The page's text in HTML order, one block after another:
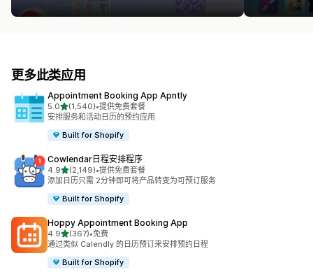
更多此类应用
Appointment Booking App Apntly
5.0星（满分 5 星）
(1,540)
总共 1540 条评论
•提供免费套餐
安排服务和活动日历的预约应用
Built for Shopify
Cowlendar日程安排程序
4.9星（满分 5 星）
(2,149)
总共 2149 条评论
•提供免费套餐
添加日历只需 2分钟即可将产品转变为可预订服务
Built for Shopify
Hoppy Appointment Booking App
4.9星（满分 5 星）
(367)
总共 367 条评论
•免费
通过类似 Calendly 的日历预订来安排预约日程
Built for Shopify